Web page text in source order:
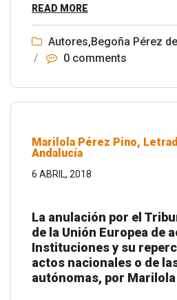
READ MORE
Autores,Begoña Pérez
/
0 comments
Marilola Pérez Pino,
Andalucía
6 ABRIL, 2018
La anulación por el
de la Unión Europea de
Instituciones y su
actos nacionales o de
autónomas, por